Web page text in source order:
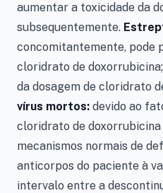
aumentar a toxicidade da
subsequentemente.
concomitantemente, pode
cloridrato de
da dosagem de cloridrato
vírus mortos: devido ao
cloridrato de
mecanismos normais de
anticorpos do paciente à
intervalo entre a